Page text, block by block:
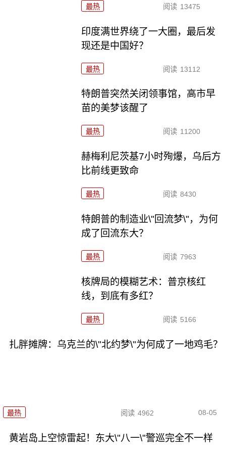
最热 阅读 13475
印度满世界绕了一大圈，最后发
现还是中国好？
最热 阅读 13112
特朗普突然关闭领事馆，高市早
苗的美梦该醒了
最热 阅读 11200
赫梅利尼茨基7小时殉爆，乌后方
比前线更致命
最热 阅读 8430
特朗普的制造业\"回流梦\"，为何
成了回流东大？
最热 阅读 7963
核牌局的模糊艺术：普京核红
线，到底有多红？
最热 阅读 5166
扎胖摊牌：乌克兰的\"北约梦\"为何成了一地鸡毛？
最热 阅读 4962 08-05
黄岩岛上空惊雷起！东大\"八一\"警巡完全不一样